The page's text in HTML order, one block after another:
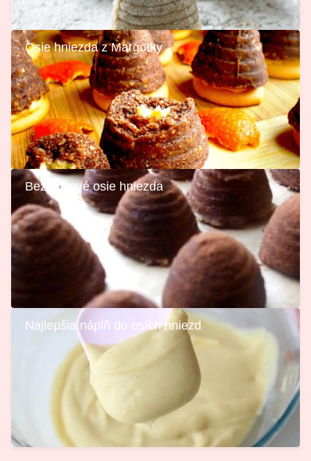
Osie hniezda z Margotky
Bezlepkové osie hniezda
Najlepšia náplň do osích hniezd